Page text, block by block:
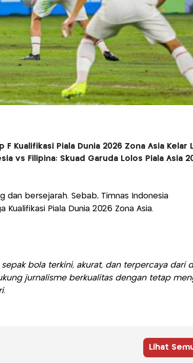
F Kualifikasi Piala Dunia 2026 Zona Asia Kelar
vs Filipina: Skuad Garuda Lolos Piala Asia
dan bersejarah. Sebab, Timnas Indonesia
Piala Dunia 2026 Zona Asia.
bola terkini, akurat, dan terpercaya dari
jurnalisme berkualitas dengan tetap
Lihat